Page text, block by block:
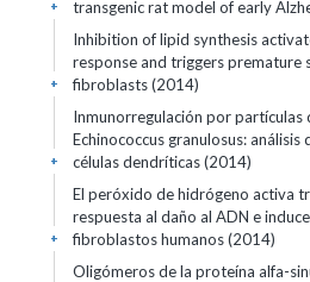
transgenic rat model of early
+
Inhibition of lipid synthesis
response and triggers premature
fibroblasts (2014)
+
Inmunorregulación por partículas
Echinococcus granulosus: análisis
células dendríticas (2014)
+
El peróxido de hidrógeno activa
respuesta al daño al ADN e
fibroblastos humanos (2014)
+
Oligómeros de la proteína alfa-